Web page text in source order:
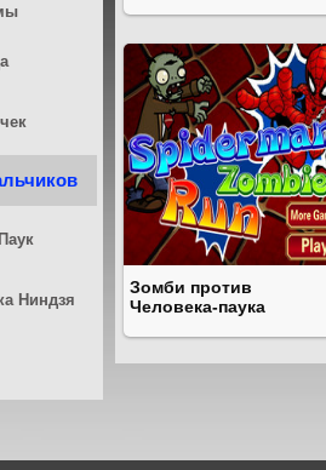
Зомби против
Человека-паука
Ниндзя